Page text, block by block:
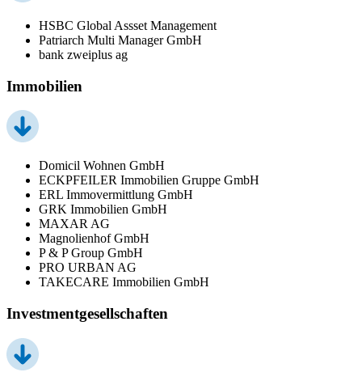
HSBC Global Assset Management
Patriarch Multi Manager GmbH
bank zweiplus ag
Immobilien
Domicil Wohnen GmbH
ECKPFEILER Immobilien Gruppe GmbH
ERL Immovermittlung GmbH
GRK Immobilien GmbH
MAXAR AG
Magnolienhof GmbH
P & P Group GmbH
PRO URBAN AG
TAKECARE Immobilien GmbH
Investmentgesellschaften